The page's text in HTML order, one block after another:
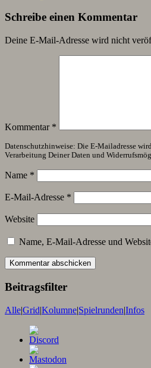
Schreibe einen Kommentar
Deine E-Mail-Adresse wird nicht
Kommentar *
Datenschutzhinweise: Die E-Mailadresse
Verarbeitung Deiner Daten und
Name *
E-Mail-Adresse *
Website
Name, E-Mail-Adresse und
Beitragsfilter
Alle|Grid|Kolumne|Spielrunden|Infos